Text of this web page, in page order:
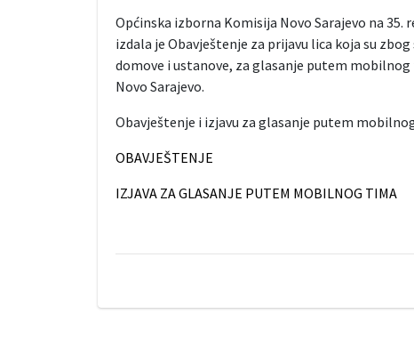
Općinska izborna Komisija Novo Sarajevo na 35.
izdala je Obavještenje za prijavu lica koja su
domove i ustanove, za glasanje putem
Novo Sarajevo.
Obavještenje i izjavu za glasanje putem
OBAVJEŠTENJE
IZJAVA ZA GLASANJE PUTEM MOBILNOG TIMA